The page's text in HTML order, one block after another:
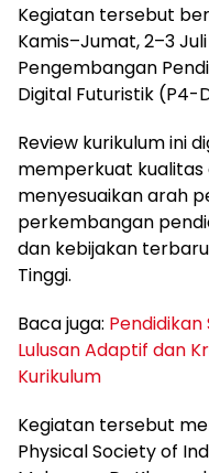
Kegiatan tersebut
Kamis–Jumat, 2–3
Pengembangan
Digital Futuristik (P4-
Review kurikulum ini
memperkuat kualitas
menyesuaikan arah
perkembangan
dan kebijakan
Tinggi.
Baca juga: Pendidikan
Lulusan Adaptif dan
Kurikulum
Kegiatan tersebut
Physical Society of